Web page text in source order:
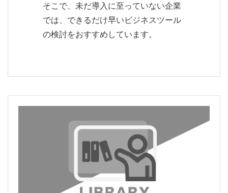
そこで、未だ導入に至っていない企業
では、できるだけ早いビジネスツール
の検討をおすすめしています。